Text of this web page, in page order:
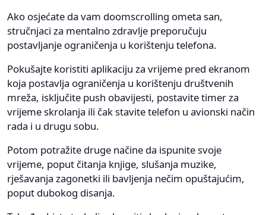
Ako osjećate da vam doomscrolling ometa san,
stručnjaci za mentalno zdravlje preporučuju
postavljanje ograničenja u korištenju telefona.
Pokušajte koristiti aplikaciju za vrijeme pred ekranom
koja postavlja ograničenja u korištenju društvenih
mreža, isključite push obavijesti, postavite timer za
vrijeme skrolanja ili čak stavite telefon u avionski način
rada i u drugu sobu.
Potom potražite druge načine da ispunite svoje
vrijeme, poput čitanja knjige, slušanja muzike,
rješavanja zagonetki ili bavljenja nečim opuštajućim,
poput dubokog disanja.